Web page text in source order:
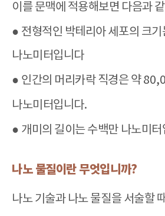
이를 문맥에 적용해보면 다음과
● 전형적인 박테리아 세포의 크기
나노미터입니다
● 인간의 머리카락 직경은 약
나노미터입니다.
● 개미의 길이는 수백만 나노미
나노 물질이란 무엇입니까?
나노 기술과 나노 물질을 서술할